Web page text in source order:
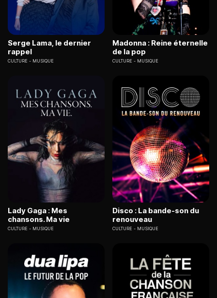
Serge Lama, le dernier
rappel
CULTURE MUSIQUE
Madonna : Reine éternelle
de la pop
CULTURE MUSIQUE
Lady Gaga : Mes
chansons. Ma vie
CULTURE MUSIQUE
Disco : La bande-son du
renouveau
CULTURE MUSIQUE